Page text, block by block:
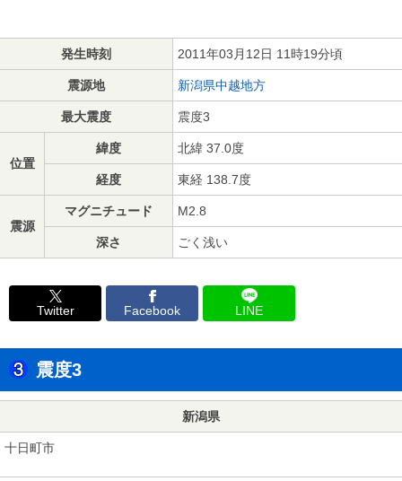
発生時刻 2011年03月12日 11時19分頃
震源地 新潟県中越地方
最大震度 震度3
位置
緯度 北緯 37.0度
経度 東経 138.7度
震源
マグニチュード M2.8
深さ ごく浅い
Twitter Facebook LINE
震度3
新潟県
十日町市